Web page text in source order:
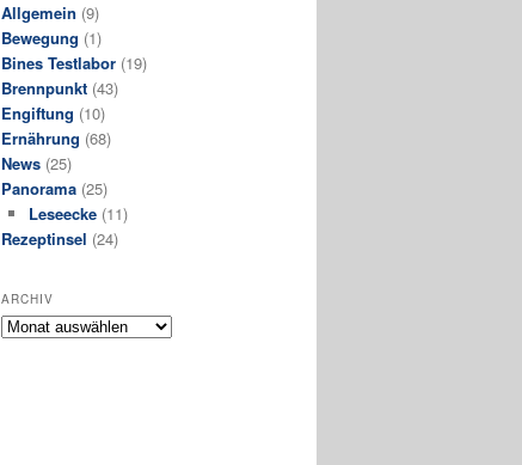
Allgemein (9)
Bewegung (1)
Bines Testlabor (19)
Brennpunkt (43)
Engiftung (10)
Ernährung (68)
News (25)
Panorama (25)
Leseecke(11)
Rezeptinsel (24)
ARCHIV
Archiv